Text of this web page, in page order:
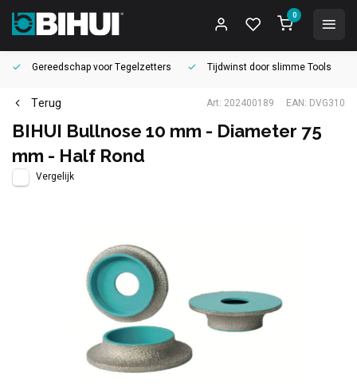
0
Gereedschap voorTegelzetters Tijdwinst door slimme Tools
Terug Art: 202400189 EAN: DVG310
BIHUI Bullnose 10 mm - Diameter 75
mm - Half Rond
Vergelijk